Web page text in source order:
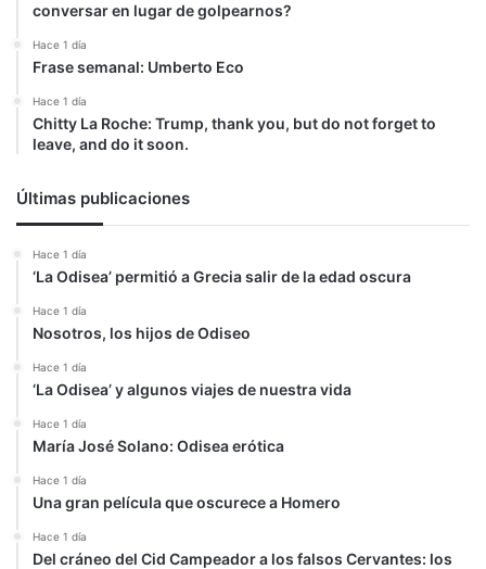
conversar en lugar de golpearnos?
Hace 1 día
Frase semanal: Umberto Eco
Hace 1 día
Chitty La Roche: Trump, thank you, but do not forget to
leave, and do it soon.
Últimas publicaciones
Hace 1 día
‘La Odisea’ permitió a Grecia salir de la edad oscura
Hace 1 día
Nosotros, los hijos de Odiseo
Hace 1 día
‘La Odisea’ y algunos viajes de nuestra vida
Hace 1 día
María José Solano: Odisea erótica
Hace 1 día
Una gran película que oscurece a Homero
Hace 1 día
Del cráneo del Cid Campeador a los falsos Cervantes: los